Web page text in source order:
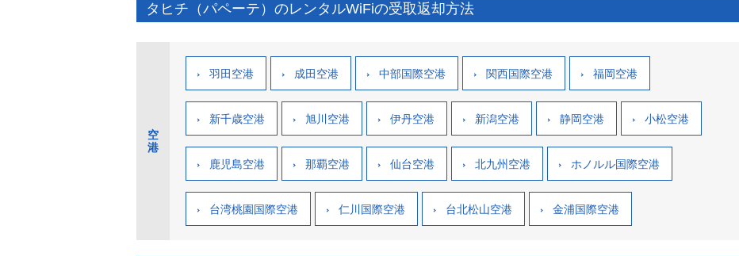
タヒチ（パペーテ）のレンタルWiFiの受取返却方法
空
港
羽田空港 成田空港 中部国際空港 関西国際空港 福岡空港
新千歳空港 旭川空港 伊丹空港 新潟空港 静岡空港 小松空港
鹿児島空港 那覇空港 仙台空港 北九州空港 ホノルル国際空港
台湾桃園国際空港 仁川国際空港 台北松山空港 金浦国際空港